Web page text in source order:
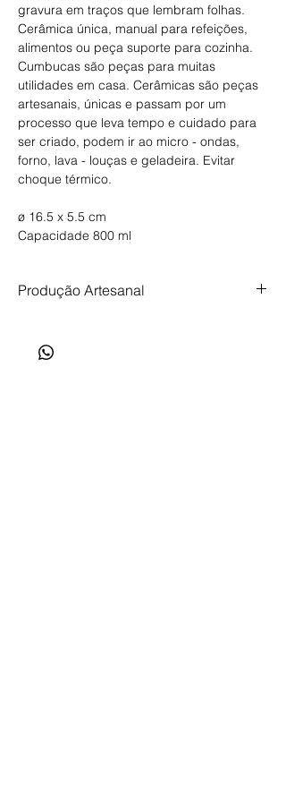
gravura em traços que lembram folhas.
Cerâmica única, manual para refeições,
alimentos ou peça suporte para cozinha.
Cumbucas são peças para muitas
utilidades em casa. Cerâmicas são peças
artesanais, únicas e passam por um
processo que leva tempo e cuidado para
ser criado, podem ir ao micro - ondas,
forno, lava - louças e geladeira. Evitar
choque térmico.
ø 16.5 x 5.5 cm
Capacidade 800 ml
Produção Artesanal
cuidado e intenção. Prazo de produção de
até 35 dias.